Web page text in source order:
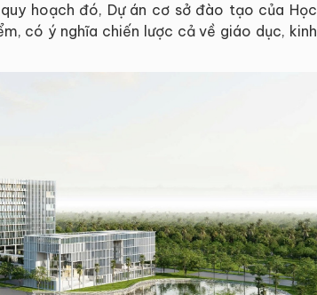
hoạch đó, Dự án cơ sở đào tạo của Học
có ý nghĩa chiến lược cả về giáo dục, kinh